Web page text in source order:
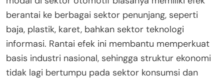
berantai ke berbagai sektor penunjang, seperti
baja, plastik, karet, bahkan sektor teknologi
informasi. Rantai efek ini membantu memperkuat
basis industri nasional, sehingga struktur ekonomi
tidak lagi bertumpu pada sektor konsumsi dan